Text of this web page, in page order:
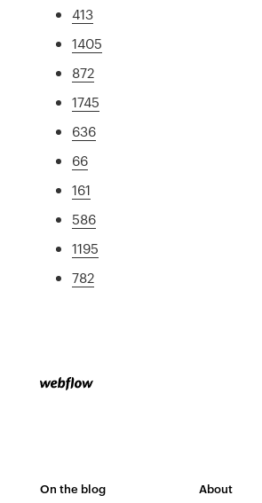
413
1405
872
1745
636
66
161
586
1195
782
On the blog About